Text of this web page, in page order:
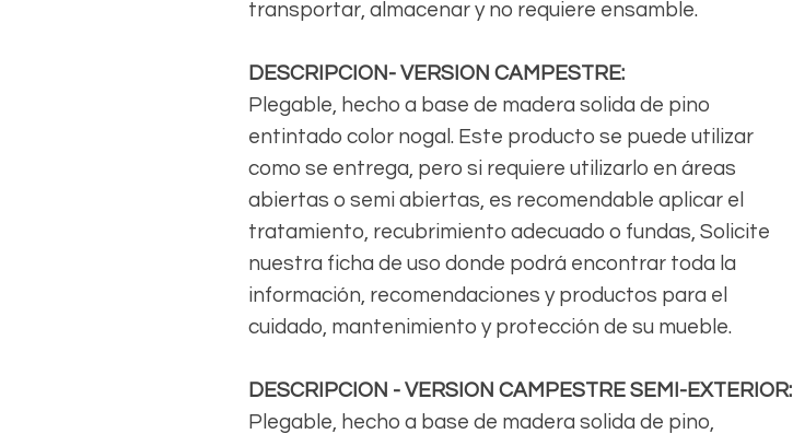
transportar, almacenar y no requiere ensamble.
DESCRIPCION- VERSION CAMPESTRE:
Plegable, hecho a base de madera solida de pino
entintado color nogal. Este producto se puede utilizar
como se entrega, pero si requiere utilizarlo en áreas
abiertas o semi abiertas, es recomendable aplicar el
tratamiento, recubrimiento adecuado o fundas, Solicite
nuestra ficha de uso donde podrá encontrar toda la
información, recomendaciones y productos para el
cuidado, mantenimiento y protección de su mueble.
DESCRIPCION - VERSION CAMPESTRE SEMI-EXTERIOR:
Plegable, hecho a base de madera solida de pino,